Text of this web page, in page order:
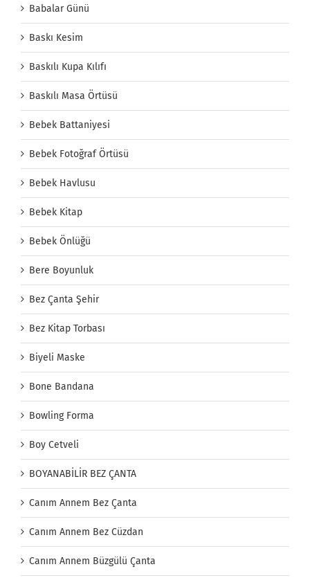
Babalar Günü
Baskı Kesim
Baskılı Kupa Kılıfı
Baskılı Masa Örtüsü
Bebek Battaniyesi
Bebek Fotoğraf Örtüsü
Bebek Havlusu
Bebek Kitap
Bebek Önlüğü
Bere Boyunluk
Bez Çanta Şehir
Bez Kitap Torbası
Biyeli Maske
Bone Bandana
Bowling Forma
Boy Cetveli
BOYANABİLİR BEZ ÇANTA
Canım Annem Bez Çanta
Canım Annem Bez Cüzdan
Canım Annem Büzgülü Çanta